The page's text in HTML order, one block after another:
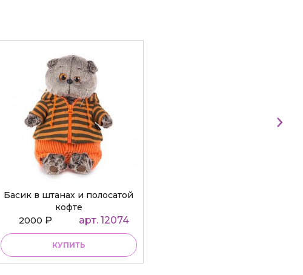
Басик в штанах и полосатой
кофте
2000 ₽ арт. 12074
КУПИТЬ